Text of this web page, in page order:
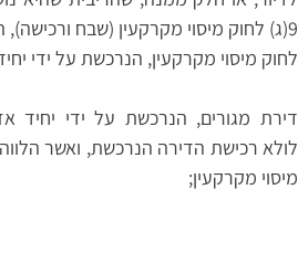
9(ג) לחוק מיסוי מקרקעין (שבח ורכישה), התשכ"ג-1963 (להלן –
לחוק מיסוי מקרקעין, הנרכשת על ידי
דירת מגורים, הנרכשת על ידי יחיד
מיסוי מקרקעין;